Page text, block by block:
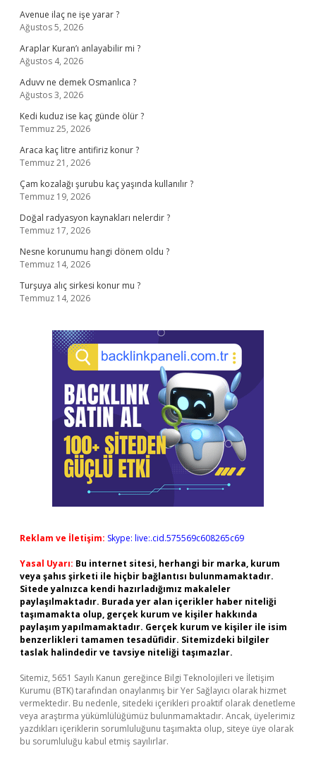
Avenue ilaç ne işe yarar ?
Ağustos 5, 2026
Araplar Kuran’ı anlayabilir mi ?
Ağustos 4, 2026
Aduvv ne demek Osmanlıca ?
Ağustos 3, 2026
Kedi kuduz ise kaç günde ölür ?
Temmuz 25, 2026
Araca kaç litre antifiriz konur ?
Temmuz 21, 2026
Çam kozalağı şurubu kaç yaşında kullanılır ?
Temmuz 19, 2026
Doğal radyasyon kaynakları nelerdir ?
Temmuz 17, 2026
Nesne korunumu hangi dönem oldu ?
Temmuz 14, 2026
Turşuya alıç sirkesi konur mu ?
Temmuz 14, 2026
Reklam ve İletişim: Skype: live:.cid.575569c608265c69
Yasal Uyarı: Bu internet sitesi, herhangi bir marka, kurum
veya şahıs şirketi ile hiçbir bağlantısı bulunmamaktadır.
Sitede yalnızca kendi hazırladığımız makaleler
paylaşılmaktadır. Burada yer alan içerikler haber niteliği
taşımamakta olup, gerçek kurum ve kişiler hakkında
paylaşım yapılmamaktadır. Gerçek kurum ve kişiler ile isim
benzerlikleri tamamen tesadüfidir. Sitemizdeki bilgiler
taslak halindedir ve tavsiye niteliği taşımazlar.
Sitemiz, 5651 Sayılı Kanun gereğince Bilgi Teknolojileri ve İletişim
Kurumu (BTK) tarafından onaylanmış bir Yer Sağlayıcı olarak hizmet
vermektedir. Bu nedenle, sitedeki içerikleri proaktif olarak denetleme
veya araştırma yükümlülüğümüz bulunmamaktadır. Ancak, üyelerimiz
yazdıkları içeriklerin sorumluluğunu taşımakta olup, siteye üye olarak
bu sorumluluğu kabul etmiş sayılırlar.